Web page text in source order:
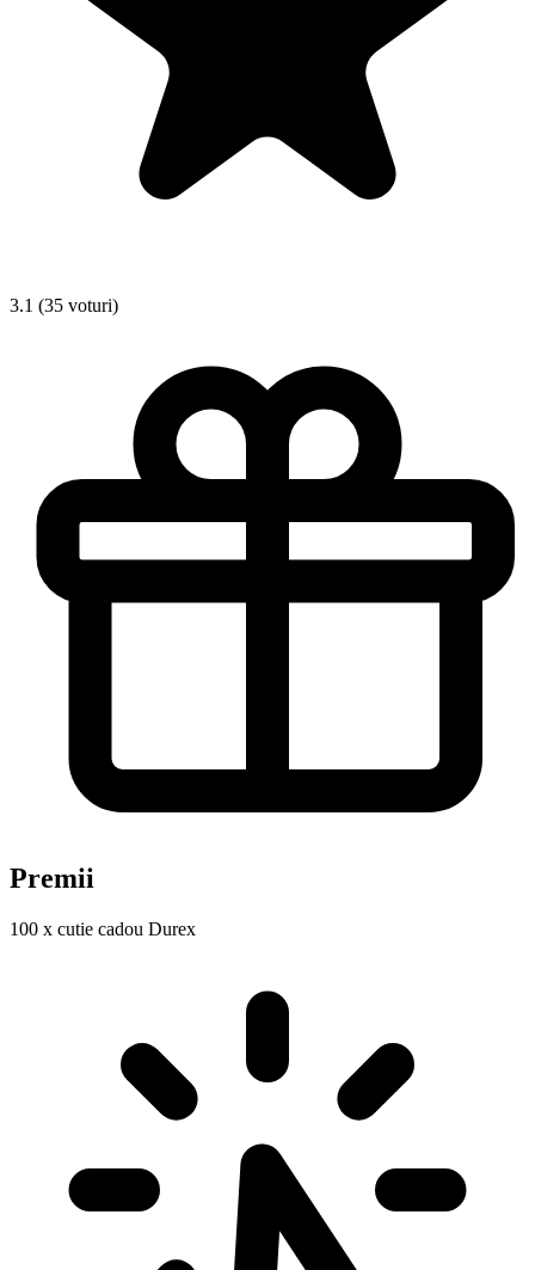
3.1 (35 voturi)
Premii
100 x cutie cadou Durex